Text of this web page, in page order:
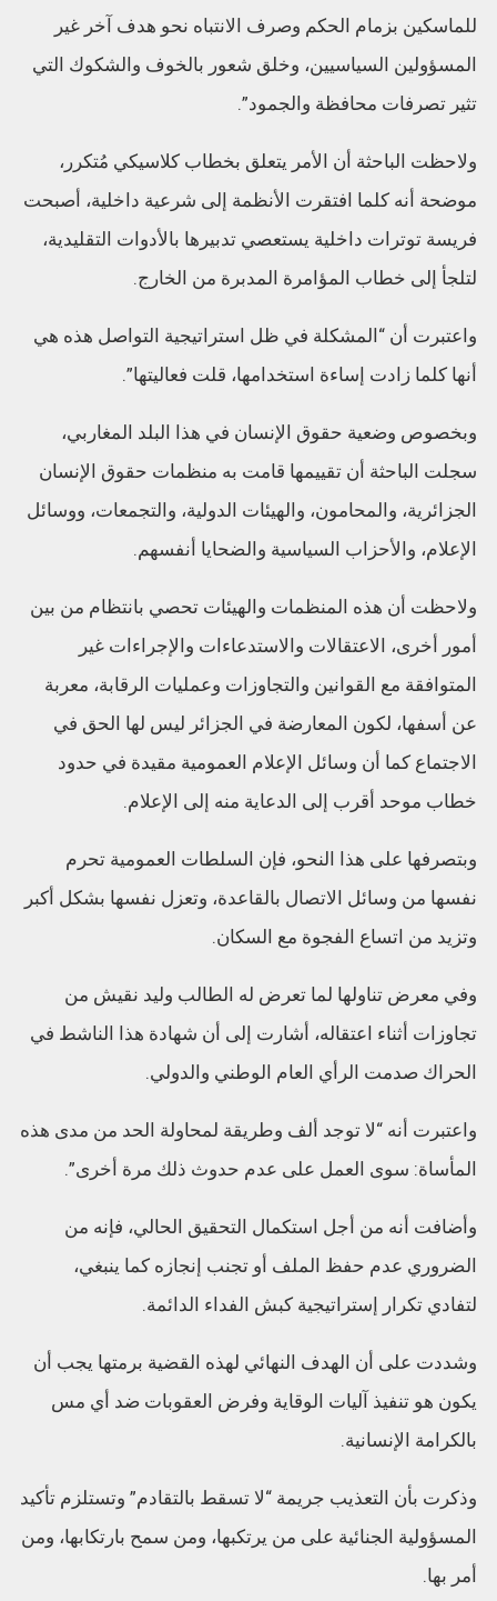
للماسكين بزمام الحكم وصرف الانتباه نحو هدف آخر غير
المسؤولين السياسيين، وخلق شعور بالخوف والشكوك التي
تثير تصرفات محافظة والجمود”.
ولاحظت الباحثة أن الأمر يتعلق بخطاب كلاسيكي مُتكرر،
موضحة أنه كلما افتقرت الأنظمة إلى شرعية داخلية، أصبحت
فريسة توترات داخلية يستعصي تدبيرها بالأدوات التقليدية،
لتلجأ إلى خطاب المؤامرة المدبرة من الخارج.
واعتبرت أن “المشكلة في ظل استراتيجية التواصل هذه هي
أنها كلما زادت إساءة استخدامها، قلت فعاليتها”.
وبخصوص وضعية حقوق الإنسان في هذا البلد المغاربي،
سجلت الباحثة أن تقييمها قامت به منظمات حقوق الإنسان
الجزائرية، والمحامون، والهيئات الدولية، والتجمعات، ووسائل
الإعلام، والأحزاب السياسية والضحايا أنفسهم.
ولاحظت أن هذه المنظمات والهيئات تحصي بانتظام من بين
أمور أخرى، الاعتقالات والاستدعاءات والإجراءات غير
المتوافقة مع القوانين والتجاوزات وعمليات الرقابة، معربة
عن أسفها، لكون المعارضة في الجزائر ليس لها الحق في
الاجتماع كما أن وسائل الإعلام العمومية مقيدة في حدود
خطاب موحد أقرب إلى الدعاية منه إلى الإعلام.
وبتصرفها على هذا النحو، فإن السلطات العمومية تحرم
نفسها من وسائل الاتصال بالقاعدة، وتعزل نفسها بشكل أكبر
وتزيد من اتساع الفجوة مع السكان.
وفي معرض تناولها لما تعرض له الطالب وليد نقيش من
تجاوزات أثناء اعتقاله، أشارت إلى أن شهادة هذا الناشط في
الحراك صدمت الرأي العام الوطني والدولي.
واعتبرت أنه “لا توجد ألف وطريقة لمحاولة الحد من مدى هذه
المأساة: سوى العمل على عدم حدوث ذلك مرة أخرى”.
وأضافت أنه من أجل استكمال التحقيق الحالي، فإنه من
الضروري عدم حفظ الملف أو تجنب إنجازه كما ينبغي،
لتفادي تكرار إستراتيجية كبش الفداء الدائمة.
وشددت على أن الهدف النهائي لهذه القضية برمتها يجب أن
يكون هو تنفيذ آليات الوقاية وفرض العقوبات ضد أي مس
بالكرامة الإنسانية.
وذكرت بأن التعذيب جريمة “لا تسقط بالتقادم” وتستلزم تأكيد
المسؤولية الجنائية على من يرتكبها، ومن سمح بارتكابها، ومن
أمر بها.